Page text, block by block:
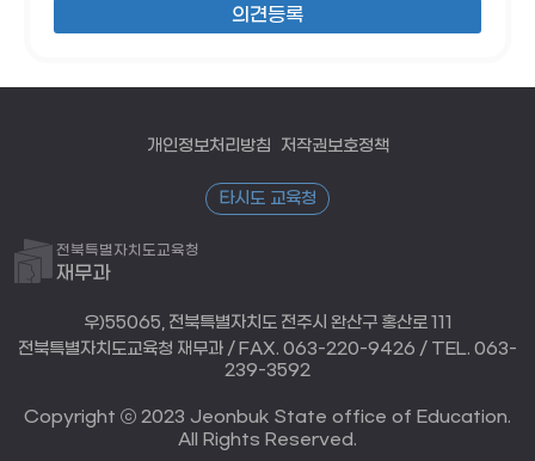
개인정보처리방침 저작권보호정책
타시도 교육청
전북특별자치도교육청
재무과
우)55065, 전북특별자치도 전주시 완산구 홍산로 111
전북특별자치도교육청 재무과 / FAX. 063-220-9426 / TEL. 063-
239-3592
Copyright ⓒ 2023 Jeonbuk State office of Education.
All Rights Reserved.